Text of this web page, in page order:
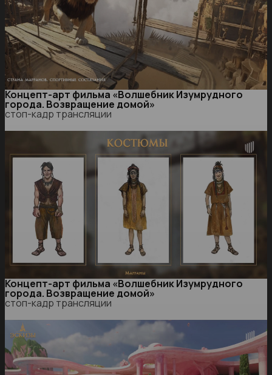
Концепт-арт фильма «Волшебник Изумрудного
города. Возвращение домой»
стоп-кадр трансляции
Концепт-арт фильма «Волшебник Изумрудного
города. Возвращение домой»
стоп-кадр трансляции